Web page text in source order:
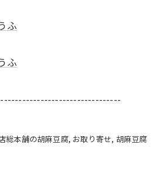
ふ
ふ
総本舗の胡麻豆腐 お取り寄せ 胡麻豆腐